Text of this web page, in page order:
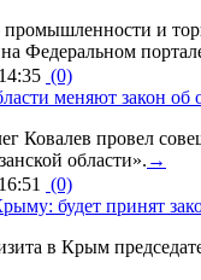
и
Федеральном
(0)
меняют закон об
Ковалев провел
области». →
(0)
будет принят
в Крым